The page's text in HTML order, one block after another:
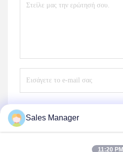
Sales Manager
11:20 PM